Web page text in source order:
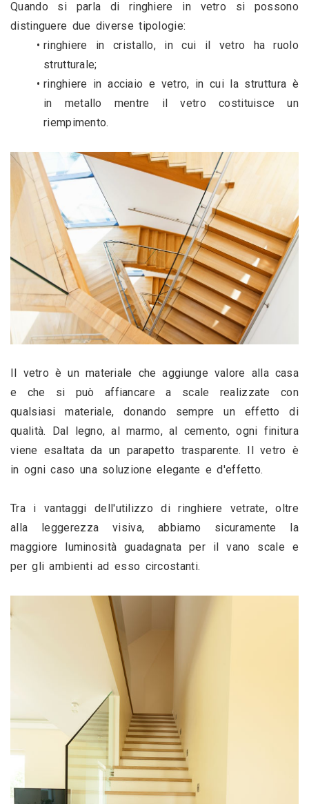
Quando si parla di ringhiere in vetro si possono
distinguere due diverse tipologie:
ringhiere in cristallo, in cui il vetro ha ruolo
strutturale;
ringhiere in acciaio e vetro, in cui la struttura è
in metallo mentre il vetro costituisce un
riempimento.
Il vetro è un materiale che aggiunge valore alla casa
e che si può affiancare a scale realizzate con
qualsiasi materiale, donando sempre un effetto di
qualità. Dal legno, al marmo, al cemento, ogni finitura
viene esaltata da un parapetto trasparente. Il vetro è
in ogni caso una soluzione elegante e d'effetto.
Tra i vantaggi dell'utilizzo di ringhiere vetrate, oltre
alla leggerezza visiva, abbiamo sicuramente la
maggiore luminosità guadagnata per il vano scale e
per gli ambienti ad esso circostanti.